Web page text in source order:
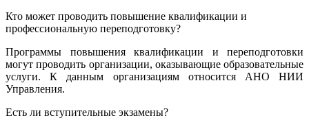
Кто может проводить повышение квалификации и
профессиональную переподготовку?
Программы повышения квалификации и переподготовки
могут проводить организации, оказывающие образовательные
услуги. К данным организациям относится АНО НИИ
Управления.
Есть ли вступительные экзамены?